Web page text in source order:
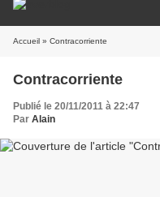
Accueil » Contracorriente
Contracorriente
Publié le 20/11/2011 à 22:47
Par Alain